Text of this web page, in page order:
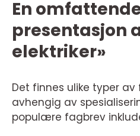
En
presentasjon
elektriker»
Det finnes ulike typer av
avhengig av
populære fagbrev